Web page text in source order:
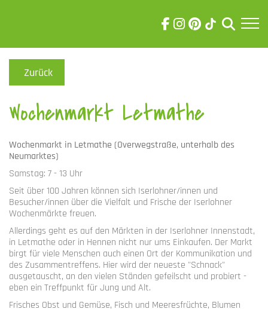
öffnen.Zurück
Wochenmarkt Letmathe
Wochenmarkt in Letmathe (Overwegstraße, unterhalb des
Neumarktes)
Samstag: 7 - 13 Uhr
Seit über 100 Jahren können sich Iserlohner/innen und
Besucher/innen über die Vielfalt und Frische der Iserlohner
Wochenmärkte freuen.
Allerdings geht es auf den Märkten in der Iserlohner Innenstadt,
in Letmathe oder in Hennen nicht nur ums Einkaufen. Der Markt
birgt für viele Menschen auch einen Ort der Kommunikation und
des Zusammentreffens. Hier wird der neueste "Schnack"
ausgetauscht, an den vielen Ständen gefeilscht und probiert -
eben ein Treffpunkt für Jung und Alt.
Frisches Obst und Gemüse, Fisch und Meeresfrüchte, Blumen